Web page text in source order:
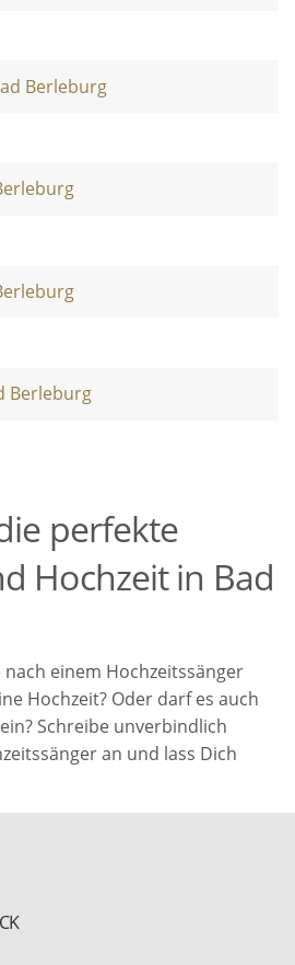
Berleburg
Berleburg
perfekte
Hochzeit in Bad
einem Hochzeitssänger
Hochzeit? Oder darf es auch
Schreibe unverbindlich
an und lass Dich